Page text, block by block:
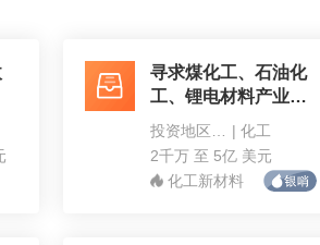
寻求煤化工、石油化
工、锂电材料产业链
上下游项目标的
| 化工
2千万 至 5亿 美元
化工新材料